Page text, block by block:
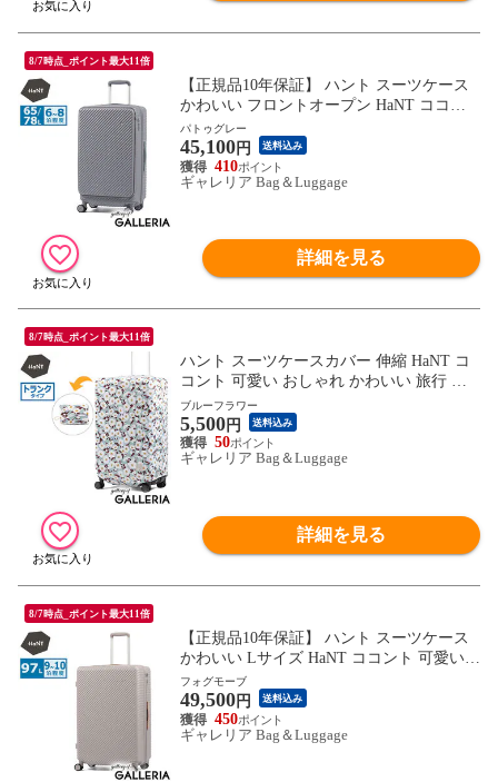
8/7時点_ポイント最大11倍
【正規品10年保証】 ハント スーツケース
かわいい フロントオープン HaNT ココン
ト 可愛い おしゃれ 拡張機能付き 長期 65L
78L 6泊 7泊 8泊 ストッパー付き ミニバッ
グ付き 旅行 拡張 05512 wsb
パトゥグレー
45,100円 送料込み
410
ギャレリア Bag＆Luggage
詳細を見る
8/7時点_ポイント最大11倍
ハント スーツケースカバー 伸縮 HaNT コ
コント 可愛い おしゃれ かわいい 旅行 ス
ーツケース カバー レディース 伸縮素材 パ
ッカブル 折りたたみ 80L～120L トラベル
女子 大人 トランクタイプ 05517 wsb
ブルーフラワー
5,500円 送料込み
50
ギャレリア Bag＆Luggage
詳細を見る
8/7時点_ポイント最大11倍
【正規品10年保証】 ハント スーツケース
かわいい Lサイズ HaNT ココント 可愛い
おしゃれ 長期 97L 9泊 10泊 一週間 ストッ
パー付き ミニバッグ付き 旅行 大きい 大容
量 大型 05516 wsb
フォグモーブ
49,500円 送料込み
450
ギャレリア Bag＆Luggage